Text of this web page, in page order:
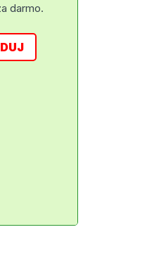
darmo.